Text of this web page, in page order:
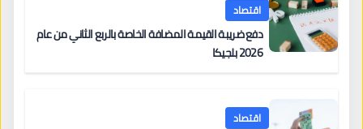
اقتصاد
دفع ضريبة القيمة المضافة الخاصة بالربع الثاني من عام
2026 بلجيكا
اقتصاد